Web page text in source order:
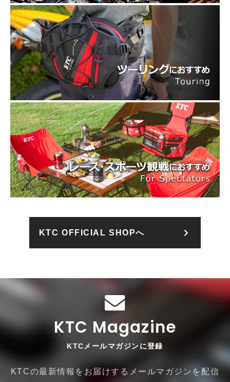
KTC OFFICIAL SHOPへ
KTC Magazine
KTCメールマガジンに登録
KTCの最新情報をお届けするメールマガジンを配信